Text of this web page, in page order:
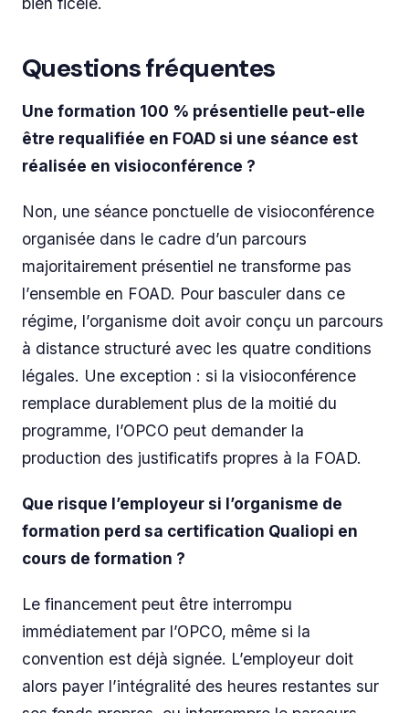
Questions fréquentes
Une formation 100 % présentielle peut-elle
être requalifiée en FOAD si une séance est
réalisée en visioconférence ?
Non, une séance ponctuelle de visioconférence
organisée dans le cadre d’un parcours
majoritairement présentiel ne transforme pas
l’ensemble en FOAD. Pour basculer dans ce
régime, l’organisme doit avoir conçu un parcours
à distance structuré avec les quatre conditions
légales. Une exception : si la visioconférence
remplace durablement plus de la moitié du
programme, l’OPCO peut demander la
production des justificatifs propres à la FOAD.
Que risque l’employeur si l’organisme de
formation perd sa certification Qualiopi en
cours de formation ?
Le financement peut être interrompu
immédiatement par l’OPCO, même si la
convention est déjà signée. L’employeur doit
alors payer l’intégralité des heures restantes sur